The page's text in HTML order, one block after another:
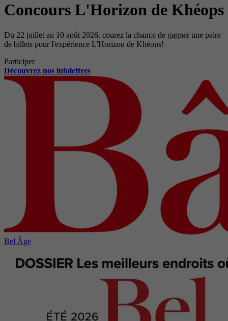
Concours L'Horizon de Khéops
Du 22 juillet au 10 août 2026, courez la chance de gagner une paire
de billets pour l'expérience L'Horizon de Khéops!
Participer
Découvrez nos infolettres
Bel Âge